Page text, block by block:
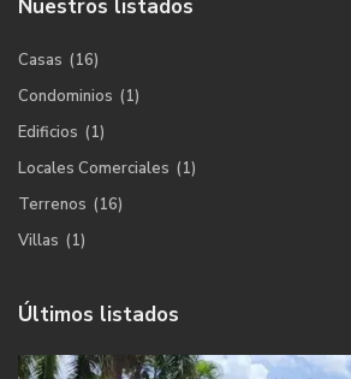
Nuestros listados
Casas (16)
Condominios (1)
Edificios (1)
Locales Comerciales (1)
Terrenos (16)
Villas (1)
Últimos listados